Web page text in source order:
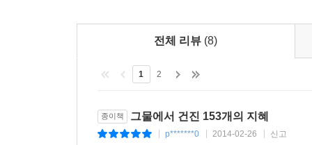
전체 리뷰 (8)
1 2
종이책 그물에서 건진 153개의 지혜
p*******0 2014-02-26 신고